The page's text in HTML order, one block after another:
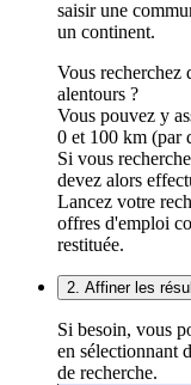
saisir une
un continent.
Vous recherchez
alentours ?
Vous pouvez y
0 et 100 km (par
Si vous
devez alors
Lancez votre
offres d'emploi
restituée.
2. Affiner les
Si besoin, vous
en sélectionnant
de recherche.